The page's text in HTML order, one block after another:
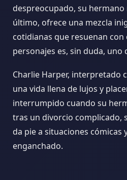
despreocupado, su
último, ofrece una mezcla
cotidianas que resuenan
personajes es, sin duda, uno
Charlie Harper, interpretado
una vida llena de lujos y
interrumpido cuando su
tras un divorcio complicado,
da pie a situaciones
enganchado.